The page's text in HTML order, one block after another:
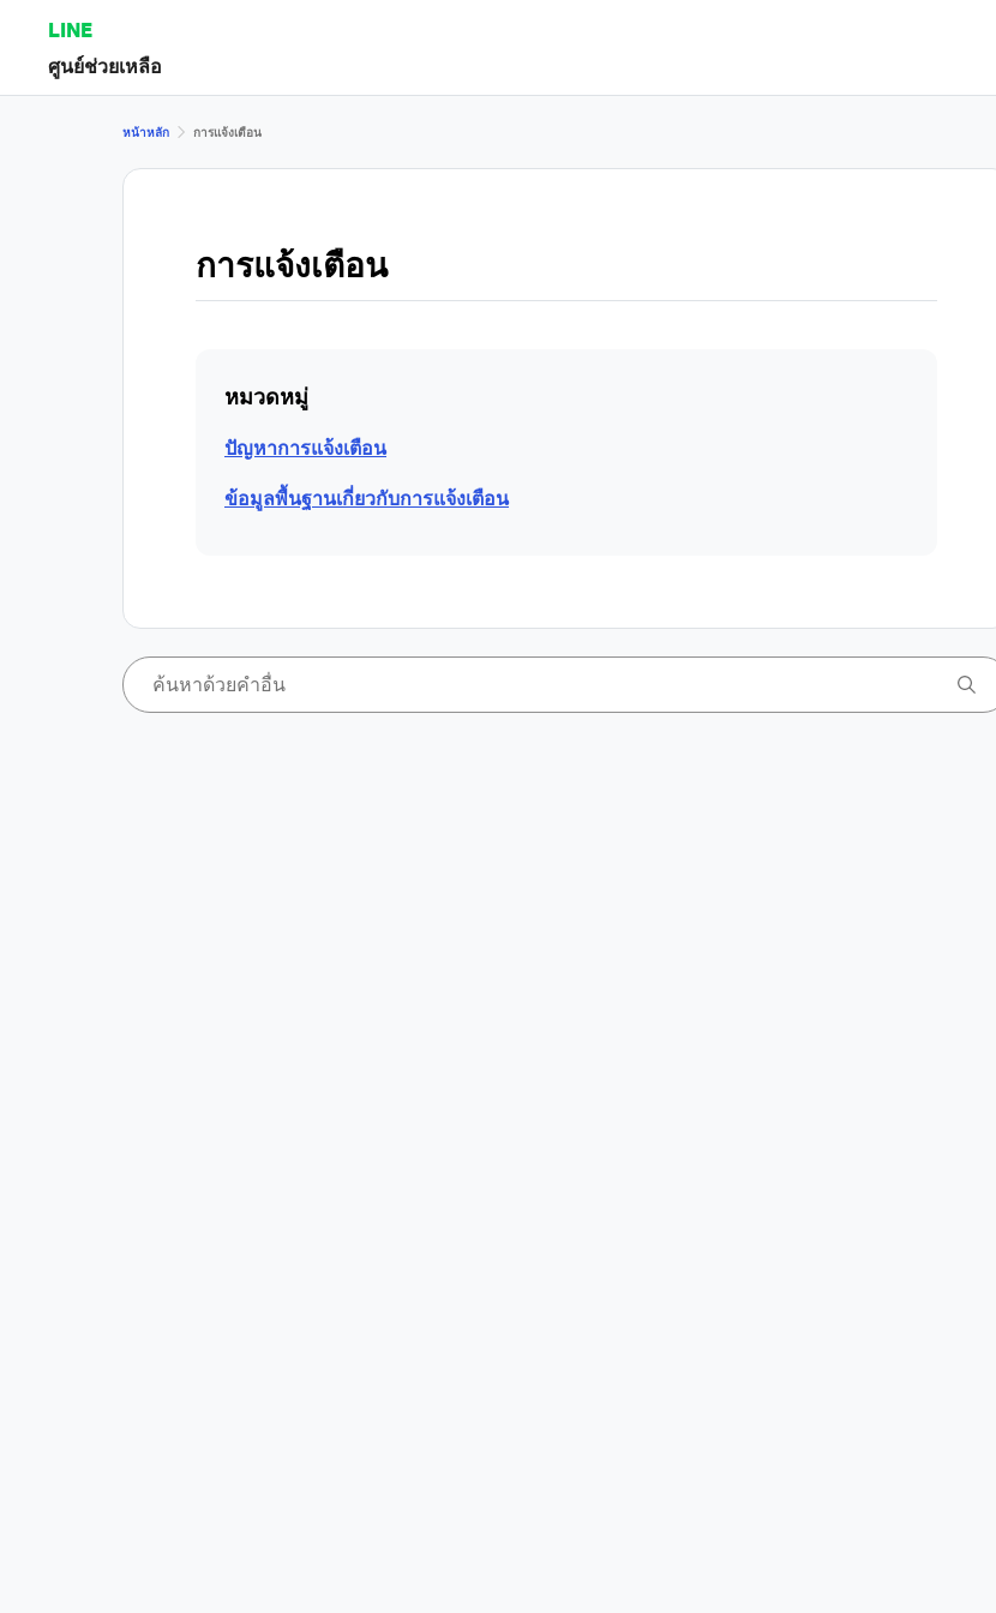
LINE
ศูนย์ช่วยเหลือ
หน้าหลัก การแจ้งเตือน
การแจ้งเตือน
หมวดหมู่
ปัญหาการแจ้งเตือน
ข้อมูลพื้นฐานเกี่ยวกับการแจ้งเตือน